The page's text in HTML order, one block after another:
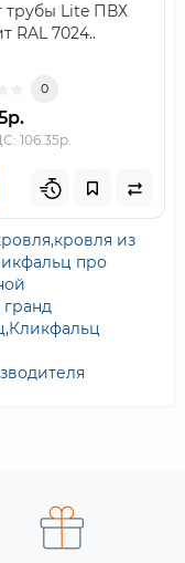
трубы Lite ПВХ
RAL 7024..
0
106.35р.
,кровля из
про
,Кликфальц